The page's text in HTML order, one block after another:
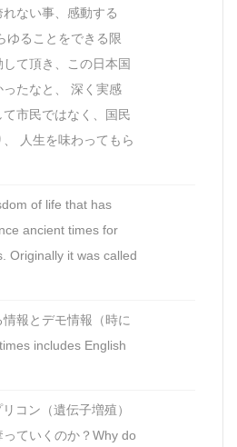
ない事、感動する
ゆることをできる限
て頂き、この日本国
たなと、 深く実感
市民ではなく、国民
人生を味わってもら
of life that has
ancient times for
Originally it was called
報とデモ情報（時に
includes English
コン（遺伝子増殖）
ていくのか？Why do